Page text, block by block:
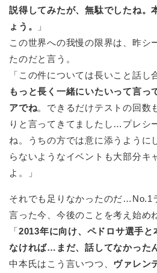
説得してみたが、無駄でしたね。
ょう。
」
この世界への我慢の限界は、昨シ
たのだと言う。
「この件については長いこと話
もっと長く一緒にいたいって言っ
アでね。できるだけテストの回数
りと言ってきてましたし…プレシ
ね。うちの方では意に添うよう
らないようなイベントも大部分キ
よ。」
それでも足りなかったのだ…No.1
言った今、今後のことを考え始め
「2013年に向け、ペドロサ選手
なければ…まだ、話してなかった
中本氏はこう言いつつ、 ヴァレン